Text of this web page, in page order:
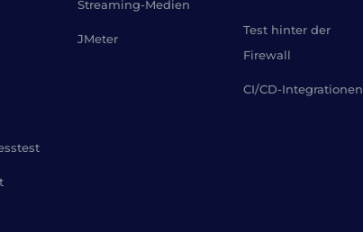
Streaming-Medien
JMeter
Test hinter der
Firewall
CI/CD-Integrationen